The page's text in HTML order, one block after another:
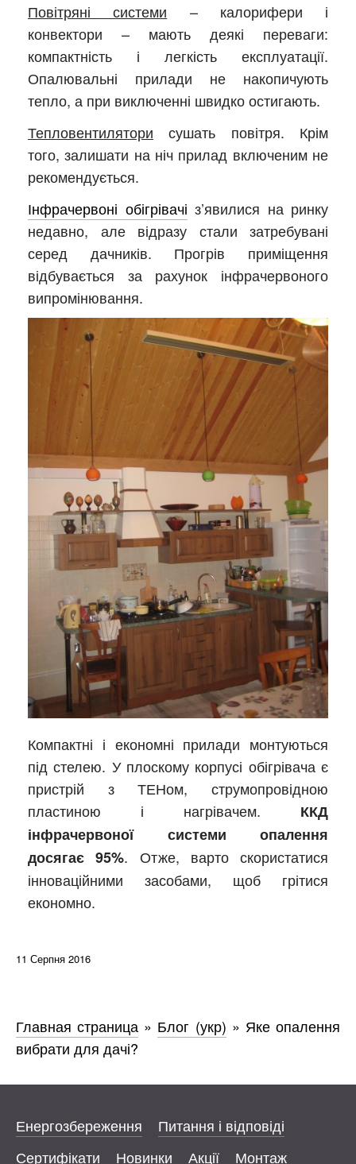
Повітряні системи – калорифери і
конвектори – мають деякі переваги:
компактність і легкість експлуатації.
Опалювальні прилади не накопичують
тепло, а при виключенні швидко остигають.
Тепловентилятори сушать повітря. Крім
того, залишати на ніч прилад включеним не
рекомендується.
Інфрачервоні обігрівачі з’явилися на ринку
недавно, але відразу стали затребувані
серед дачників. Прогрів приміщення
відбувається за рахунок інфрачервоного
випромінювання.
Компактні і економні прилади монтуються
під стелею. У плоскому корпусі обігрівача є
пристрій з ТЕНом, струмопровідною
пластиною і нагрівачем. ККД
інфрачервоної системи опалення
досягає 95%. Отже, варто скористатися
інноваційними засобами, щоб грітися
економно.
11 Серпня 2016
Главная страница » Блог (укр) » Яке опалення
вибрати для дачі?
Енергозбереження
Питання і відповіді
Сертифікати
Новинки Акції Монтаж